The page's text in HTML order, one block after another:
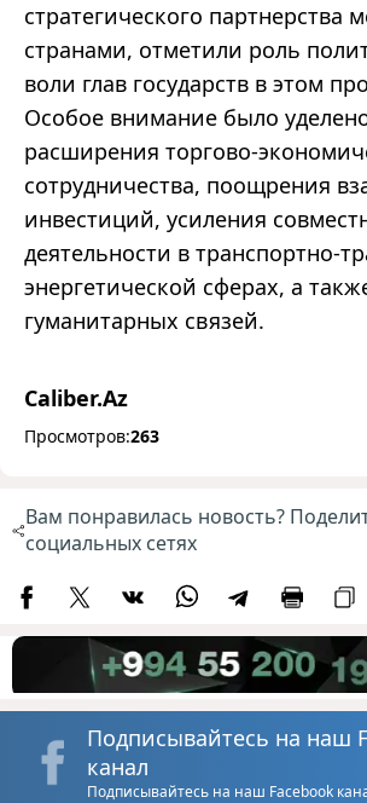
стратегического партнерства
странами, отметили роль
воли глав государств в этом
Особое внимание было
расширения торгово-
сотрудничества, поощрения
инвестиций, усиления
деятельности в транспортно-
энергетической сферах, а
гуманитарных связей.
Caliber.Az
Просмотров:263
Вам понравилась новость?
социальных сетях
Подписывайтесь на наш
канал
Подписывайтесь на наш Facebook